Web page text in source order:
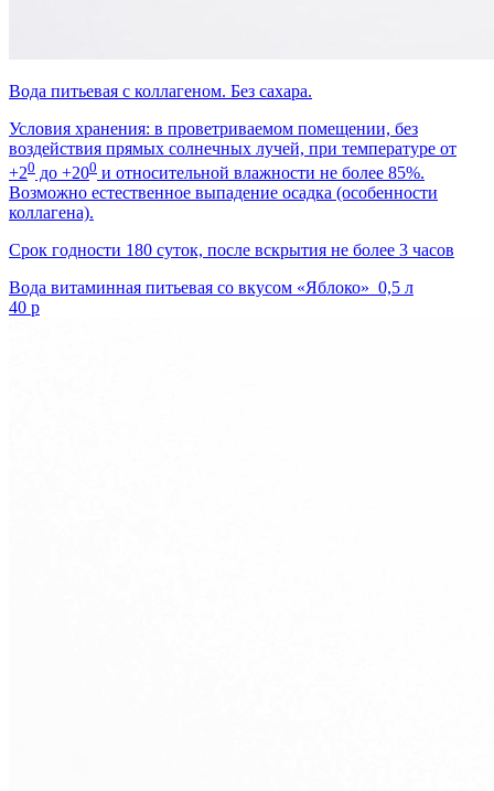
Вода питьевая с коллагеном. Без сахара.
Условия хранения: в проветриваемом помещении, без
воздействия прямых солнечных лучей, при температуре от
+20 до +200 и относительной влажности не более 85%.
Возможно естественное выпадение осадка (особенности
коллагена).
Срок годности 180 суток, после вскрытия не более 3 часов
Вода витаминная питьевая со вкусом «Яблоко» 0,5 л
40 р